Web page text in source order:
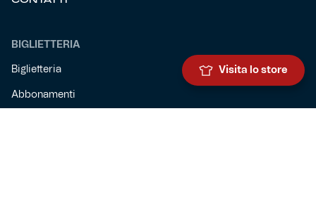
BIGLIETTERIA
Biglietteria
Abbonamenti
Visita lo store